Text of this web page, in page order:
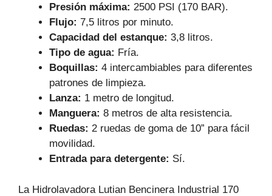
Presión máxima: 2500 PSI (170 BAR).
Flujo: 7,5 litros por minuto.
Capacidad del estanque: 3,8 litros.
Tipo de agua: Fría.
Boquillas: 4 intercambiables para diferentes
patrones de limpieza.
Lanza: 1 metro de longitud.
Manguera: 8 metros de alta resistencia.
Ruedas: 2 ruedas de goma de 10” para fácil
movilidad.
Entrada para detergente: Sí.
La Hidrolavadora Lutian Bencinera Industrial 170